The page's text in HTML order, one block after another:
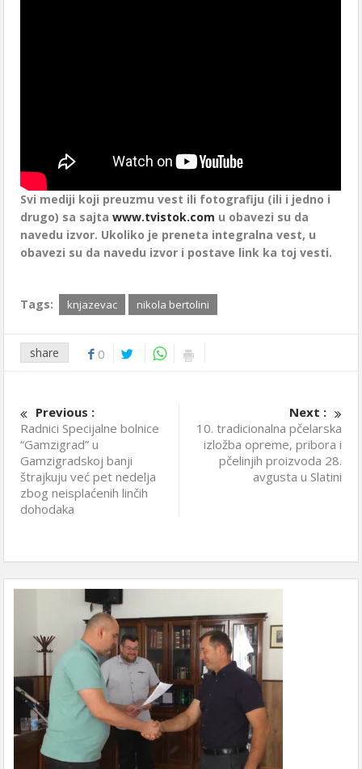
Svi mediji koji preuzmu vest ili fotografiju (ili i jedno i
drugo) sa sajtawww.tvistok.com u obavezi su da
navedu izvor. Ukoliko je preneta integralna vest, u
obavezi su da navedu izvor i postave link ka toj vesti.
Tags: knjazevac nikola bertolini
share 0
Previous :
Radnici Specijalne bolnice
“Gamzigrad” u
Gamzigradskoj banji
štrajkuju već pet nedelja
zbog neisplaćenih linčih
dohodaka
Next :
10. tradicionalna pčelarska
izložba opreme, pribora i
pčelinjih proizvoda 28.
avgusta u Slatini